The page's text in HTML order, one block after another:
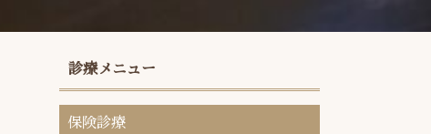
診療メニュー
保険診療